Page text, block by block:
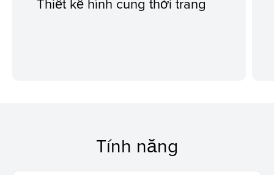
Tính năng